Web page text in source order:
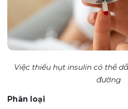
Việc thiếu hụt insulin có thể
đường
Phân loại